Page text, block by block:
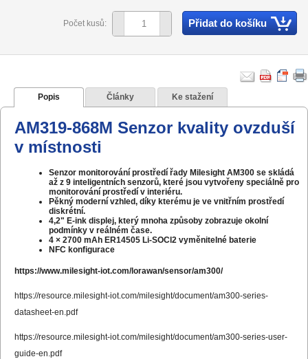
Počet kusů: Přidat do košíku
Popis Články Ke stažení
AM319-868M Senzor kvality ovzduší
v místnosti
Senzor monitorování prostředí řady Milesight AM300 se skládá
až z 9 inteligentních senzorů, které jsou vytvořeny speciálně pro
monitorování prostředí v interiéru.
Pěkný moderní vzhled, díky kterému je ve vnitřním prostředí
diskrétní.
4,2" E-ink displej, který mnoha způsoby zobrazuje okolní
podmínky v reálném čase.
4 × 2700 mAh ER14505 Li-SOCl2 vyměnitelné baterie
NFC konfigurace
https://www.milesight-iot.com/lorawan/sensor/am300/
https://resource.milesight-iot.com/milesight/document/am300-series-
datasheet-en.pdf
https://resource.milesight-iot.com/milesight/document/am300-series-user-
guide-en.pdf